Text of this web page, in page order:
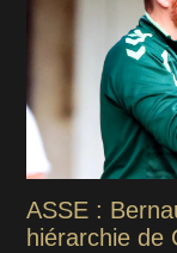
ASSE :
hiérarchie de